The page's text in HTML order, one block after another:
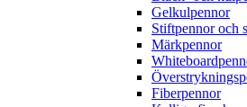
Gelkulpennor
Stiftpennor och
Märkpennor
Fiberpennor